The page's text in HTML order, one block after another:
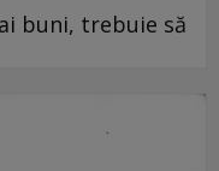
buni, trebuie să